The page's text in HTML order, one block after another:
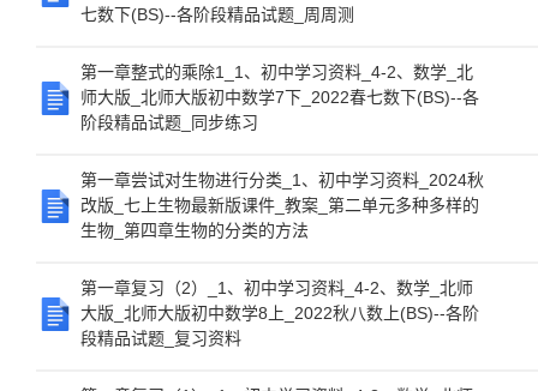
七数下(BS)--各阶段精品试题_周周测
第一章整式的乘除1_1、初中学习资料_4-2、数学_北
师大版_北师大版初中数学7下_2022春七数下(BS)--各
阶段精品试题_同步练习
第一章尝试对生物进行分类_1、初中学习资料_2024秋
改版_七上生物最新版课件_教案_第二单元多种多样的
生物_第四章生物的分类的方法
第一章复习（2）_1、初中学习资料_4-2、数学_北师
大版_北师大版初中数学8上_2022秋八数上(BS)--各阶
段精品试题_复习资料